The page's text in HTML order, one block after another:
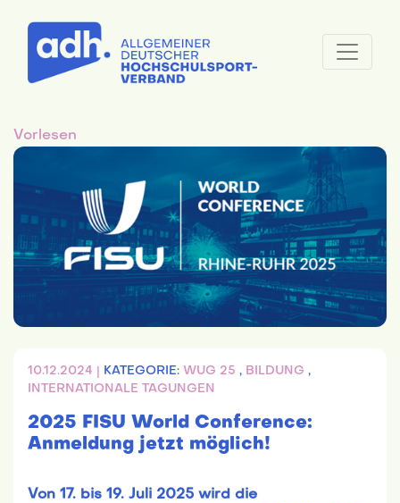
Vorlesen
10.12.2024 | KATEGORIE: WUG 25 , BILDUNG ,
INTERNATIONALE TAGUNGEN
2025 FISU World Conference:
Anmeldung jetzt möglich!
Von 17. bis 19. Juli 2025 wird die